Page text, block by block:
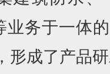
业务于一体
形成了产品